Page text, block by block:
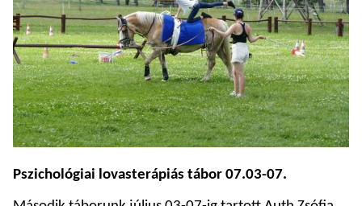
Pszichológiai lovasterápiás tábor 07.03-07.